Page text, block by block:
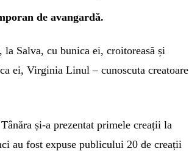
de avangardă.
Salva, cu bunica ei, croitoreasă și
ei, Virginia Linul – cunoscuta creatoare
și-a prezentat primele creații la
au fost expuse publicului 20 de creații